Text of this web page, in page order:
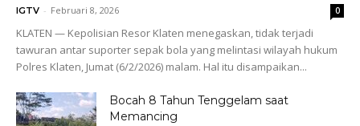
IGTV - Februari 8, 2026 0
KLATEN — Kepolisian Resor Klaten menegaskan, tidak terjadi
tawuran antar suporter sepak bola yang melintasi wilayah hukum
Polres Klaten, Jumat (6/2/2026) malam. Hal itu disampaikan...
Bocah 8 Tahun Tenggelam saat
Memancing